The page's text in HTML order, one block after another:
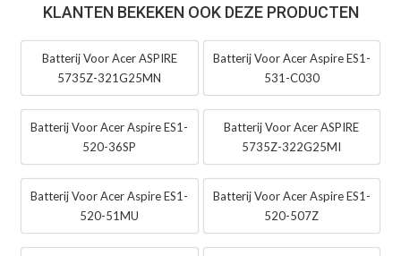
KLANTEN BEKEKEN OOK DEZE PRODUCTEN
Batterij Voor Acer ASPIRE
5735Z-321G25MN
Batterij Voor Acer Aspire ES1-
531-C030
Batterij Voor Acer Aspire ES1-
520-36SP
Batterij Voor Acer ASPIRE
5735Z-322G25MI
Batterij Voor Acer Aspire ES1-
520-51MU
Batterij Voor Acer Aspire ES1-
520-507Z